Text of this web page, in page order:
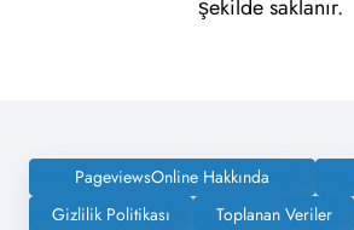
şekilde saklanır.
PageviewsOnline Hakkında
Gizlilik Politikası
Toplanan Veriler